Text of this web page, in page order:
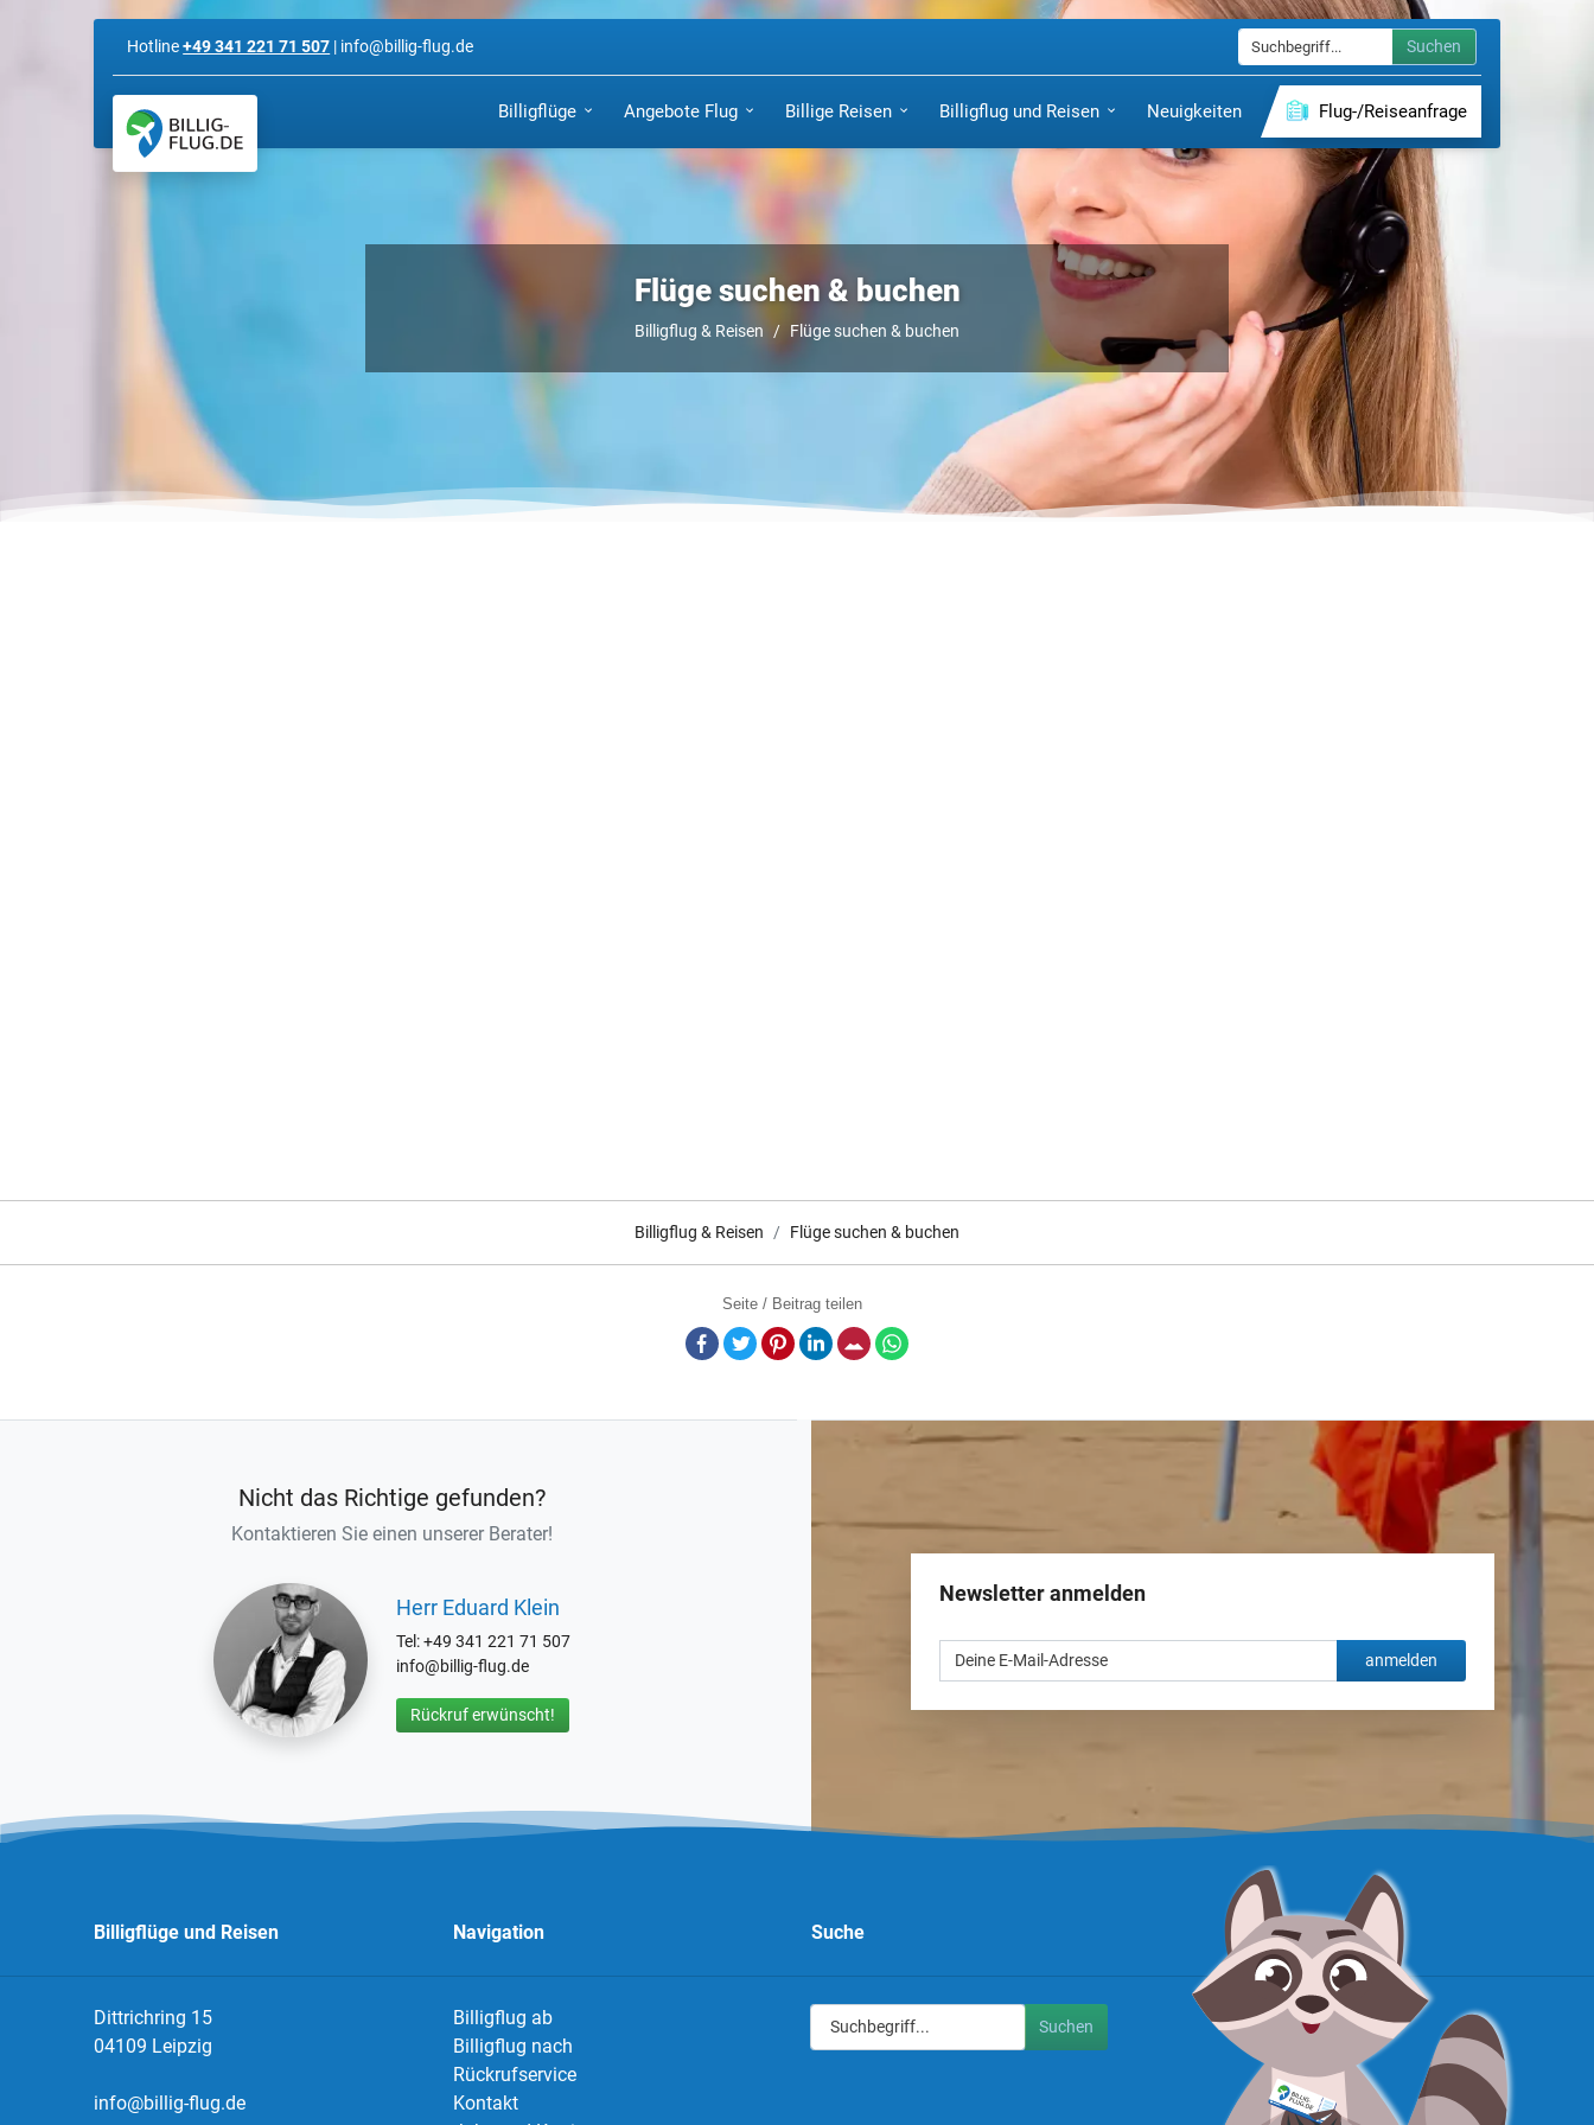
Hotline+49 341 221 71 507 | info@billig-flug.de Suchen
Billigflüge Angebote Flug Billige Reisen Billigflug und Reisen Neuigkeiten Flug-/Reiseanfrage
Flüge suchen & buchen
Billigflug & Reisen Flüge suchen & buchen
Billigflug & Reisen Flüge suchen & buchen
Seite / Beitrag teilen
Facebook
TwitterPinterestLinkedInE-Mail
Nicht das Richtige gefunden?
Kontaktieren Sie einen unserer Berater!
Herr Eduard Klein
Tel: +49 341 221 71 507
info@billig-flug.de
Rückruf erwünscht!
Newsletter anmelden
anmelden
Billigflüge und Reisen
Dittrichring 15
04109 Leipzig
info@billig-flug.de
Navigation
Billigflug ab
Billigflug nach
Rückrufservice
Kontakt
Suche
Suchen